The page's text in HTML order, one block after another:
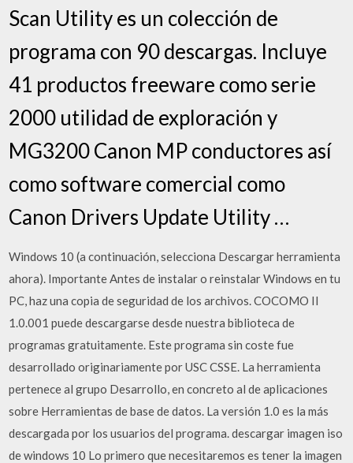
Scan Utility es un colección de
programa con 90 descargas. Incluye
41 productos freeware como serie
2000 utilidad de exploración y
MG3200 Canon MP conductores así
como software comercial como
Canon Drivers Update Utility …
Windows 10 (a continuación, selecciona Descargar herramienta
ahora). Importante Antes de instalar o reinstalar Windows en tu
PC, haz una copia de seguridad de los archivos. COCOMO II
1.0.001 puede descargarse desde nuestra biblioteca de
programas gratuitamente. Este programa sin coste fue
desarrollado originariamente por USC CSSE. La herramienta
pertenece al grupo Desarrollo, en concreto al de aplicaciones
sobre Herramientas de base de datos. La versión 1.0 es la más
descargada por los usuarios del programa. descargar imagen iso
de windows 10 Lo primero que necesitaremos es tener la imagen